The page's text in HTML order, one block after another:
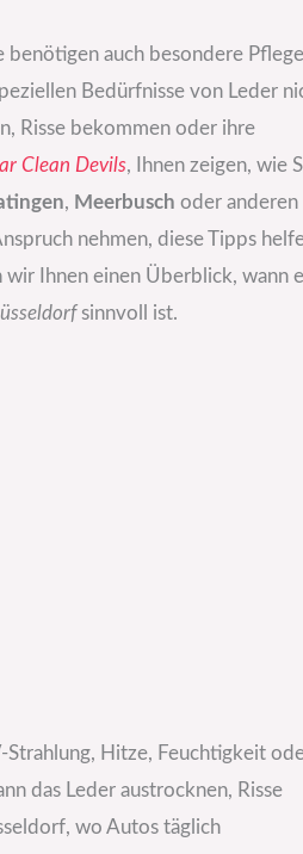
benötigen auch besondere
Bedürfnisse von Leder
Risse bekommen oder ihre
Clean Devils, Ihnen zeigen, wie
, Meerbusch oder anderen
nehmen, diese Tipps
wir Ihnen einen Überblick, wann
sinnvoll ist.
Strahlung, Hitze, Feuchtigkeit
das Leder austrocknen, Risse
wo Autos täglich